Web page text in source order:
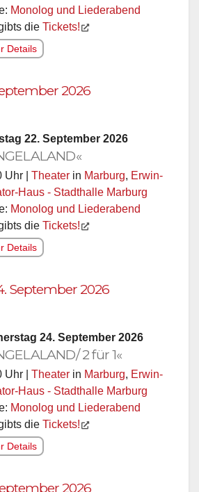
Monolog und Liederabend
die Tickets!
Details
2026
22. September 2026
Uhr | Theater in Marburg, Erwin-
Haus - Stadthalle Marburg
Monolog und Liederabend
die Tickets!
Details
September 2026
24. September 2026
2 für 1«
Uhr | Theater in Marburg, Erwin-
Haus - Stadthalle Marburg
Monolog und Liederabend
die Tickets!
Details
2026